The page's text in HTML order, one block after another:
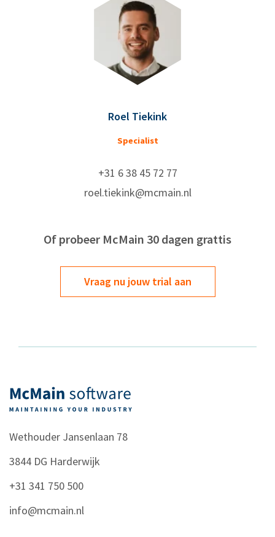
Roel Tiekink
Specialist
+31 6 38 45 72 77
roel.tiekink@mcmain.nl
Of probeer McMain 30 dagen grattis
Vraag nu jouw trial aan
Wethouder Jansenlaan 78
3844 DG Harderwijk
+31 341 750 500
info@mcmain.nl